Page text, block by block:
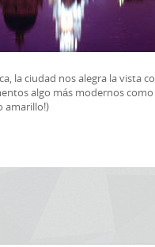
la ciudad nos alegra la vista
algo más modernos
amarillo!)